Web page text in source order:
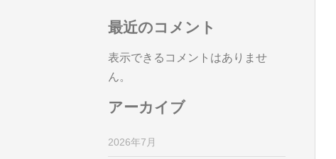
最近のコメント
表示できるコメントはありませ
ん。
アーカイブ
2026年7月